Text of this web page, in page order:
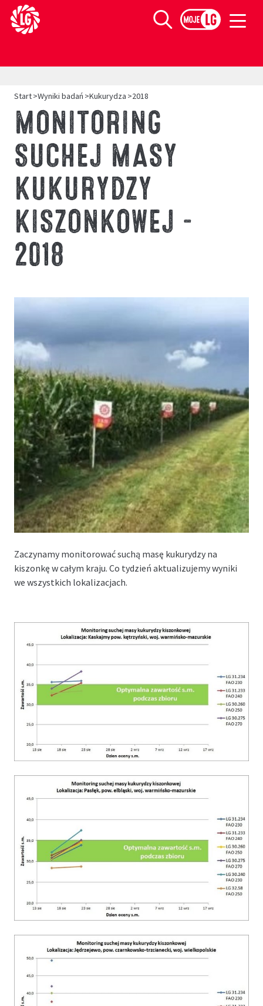
Limagrain europejski lider w produkcji materiału siewnego
Szukaj
Start>Wyniki badań >Kukurydza >2018
MONITORING
SUCHEJ MASY
KUKURYDZY
KISZONKOWEJ –
2018
Zaczynamy monitorować suchą masę kukurydzy na
kiszonkę w całym kraju. Co tydzień aktualizujemy wyniki
we wszystkich lokalizacjach.